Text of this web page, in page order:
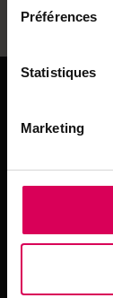
Préférences
Statistiques
Marketing
de nouvelles
Comment
La
de pression.
des rigueurs
une tension